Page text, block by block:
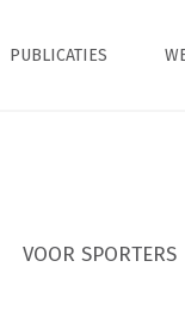
PUBLICATIES
VOOR SPORTERS